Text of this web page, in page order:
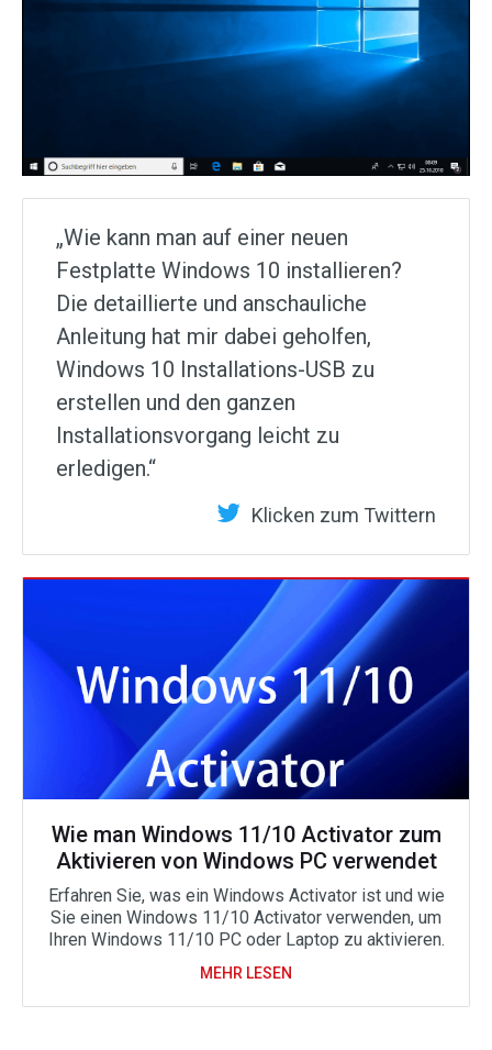
„Wie kann man auf einer neuen
Festplatte Windows 10 installieren?
Die detaillierte und anschauliche
Anleitung hat mir dabei geholfen,
Windows 10 Installations-USB zu
erstellen und den ganzen
Installationsvorgang leicht zu
erledigen.“
Klicken zum Twittern
Wie man Windows 11/10 Activator zum
Aktivieren von Windows PC verwendet
Erfahren Sie, was ein Windows Activator ist und wie
Sie einen Windows 11/10 Activator verwenden, um
Ihren Windows 11/10 PC oder Laptop zu aktivieren.
MEHR LESEN